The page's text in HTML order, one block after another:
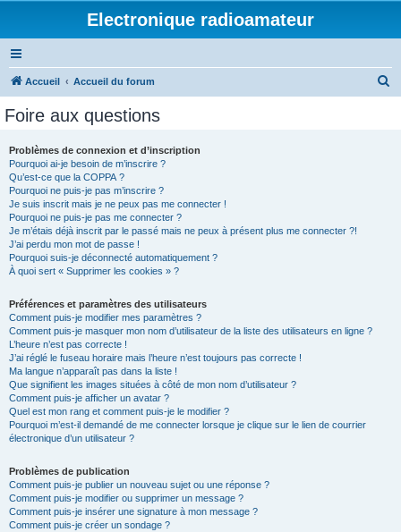
Electronique radioamateur
Accueil Accueil du forum
Foire aux questions
Problèmes de connexion et d’inscription
Pourquoi ai-je besoin de m’inscrire ?
Qu’est-ce que la COPPA ?
Pourquoi ne puis-je pas m’inscrire ?
Je suis inscrit mais je ne peux pas me connecter !
Pourquoi ne puis-je pas me connecter ?
Je m’étais déjà inscrit par le passé mais ne peux à présent plus me connecter ?!
J’ai perdu mon mot de passe !
Pourquoi suis-je déconnecté automatiquement ?
À quoi sert « Supprimer les cookies » ?
Préférences et paramètres des utilisateurs
Comment puis-je modifier mes paramètres ?
Comment puis-je masquer mon nom d’utilisateur de la liste des utilisateurs en ligne ?
L’heure n’est pas correcte !
J’ai réglé le fuseau horaire mais l’heure n’est toujours pas correcte !
Ma langue n’apparaît pas dans la liste !
Que signifient les images situées à côté de mon nom d’utilisateur ?
Comment puis-je afficher un avatar ?
Quel est mon rang et comment puis-je le modifier ?
Pourquoi m’est-il demandé de me connecter lorsque je clique sur le lien de courrier
électronique d’un utilisateur ?
Problèmes de publication
Comment puis-je publier un nouveau sujet ou une réponse ?
Comment puis-je modifier ou supprimer un message ?
Comment puis-je insérer une signature à mon message ?
Comment puis-je créer un sondage ?